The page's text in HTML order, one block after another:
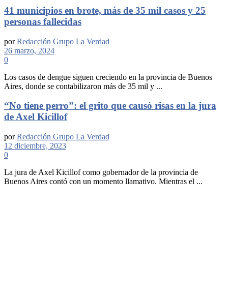
41 municipios en brote, más de 35 mil casos y 25
personas fallecidas
por Redacción Grupo La Verdad
26 marzo, 2024
0
Los casos de dengue siguen creciendo en la provincia de Buenos
Aires, donde se contabilizaron más de 35 mil y ...
“No tiene perro”: el grito que causó risas en la jura
de Axel Kicillof
por Redacción Grupo La Verdad
12 diciembre, 2023
0
La jura de Axel Kicillof como gobernador de la provincia de
Buenos Aires contó con un momento llamativo. Mientras el ...